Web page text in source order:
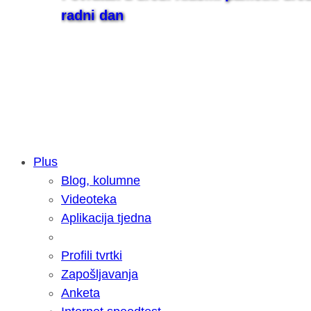
radni dan
Samsung otkrio kako je nastajala
razvoja donijelo tanje i izdržljivije
Plus
Blog, kolumne
Videoteka
Aplikacija tjedna
Profili tvrtki
Zapošljavanja
Anketa